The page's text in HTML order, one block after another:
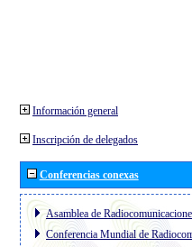
Información general
Inscripción de delegados
Conferencias conexas
Asamblea de
Conferencia Mundial de